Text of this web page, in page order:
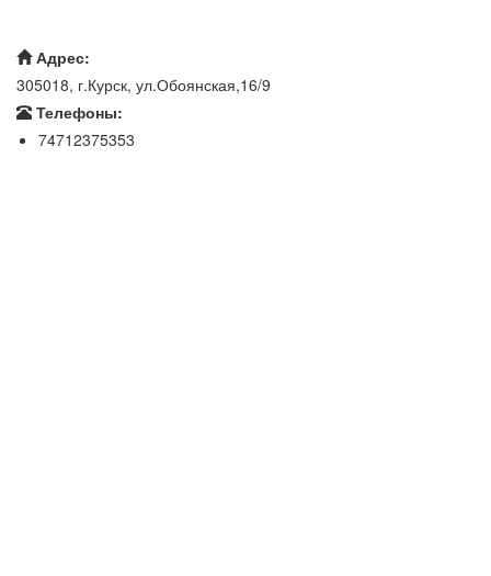
Адрес:
305018, г.Курск, ул.Обоянская,16/9
Телефоны:
74712375353